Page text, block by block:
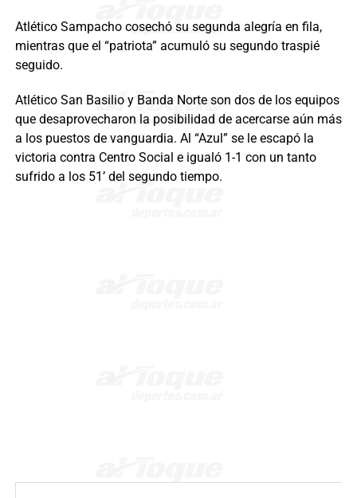
Atlético Sampacho cosechó su segunda alegría en fila,
mientras que el “patriota” acumuló su segundo traspié
seguido.
Atlético San Basilio y Banda Norte son dos de los equipos
que desaprovecharon la posibilidad de acercarse aún más
a los puestos de vanguardia. Al “Azul” se le escapó la
victoria contra Centro Social e igualó 1-1 con un tanto
sufrido a los 51’ del segundo tiempo.